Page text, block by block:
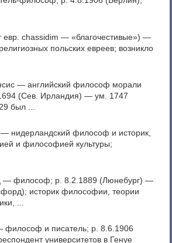
евр. chassidim — «благочестивые») —
польских евреев; возникло
— английский философ морали
(Сев. Ирландия) — ум. 1747
был ...
нидерландский философ и историк,
и философией культуры;
— философ; p. 8.2.1889 (Люнебург) —
историк философии, теории
...
философ и писатель; р. 8.6.1906
университетов в Генуе